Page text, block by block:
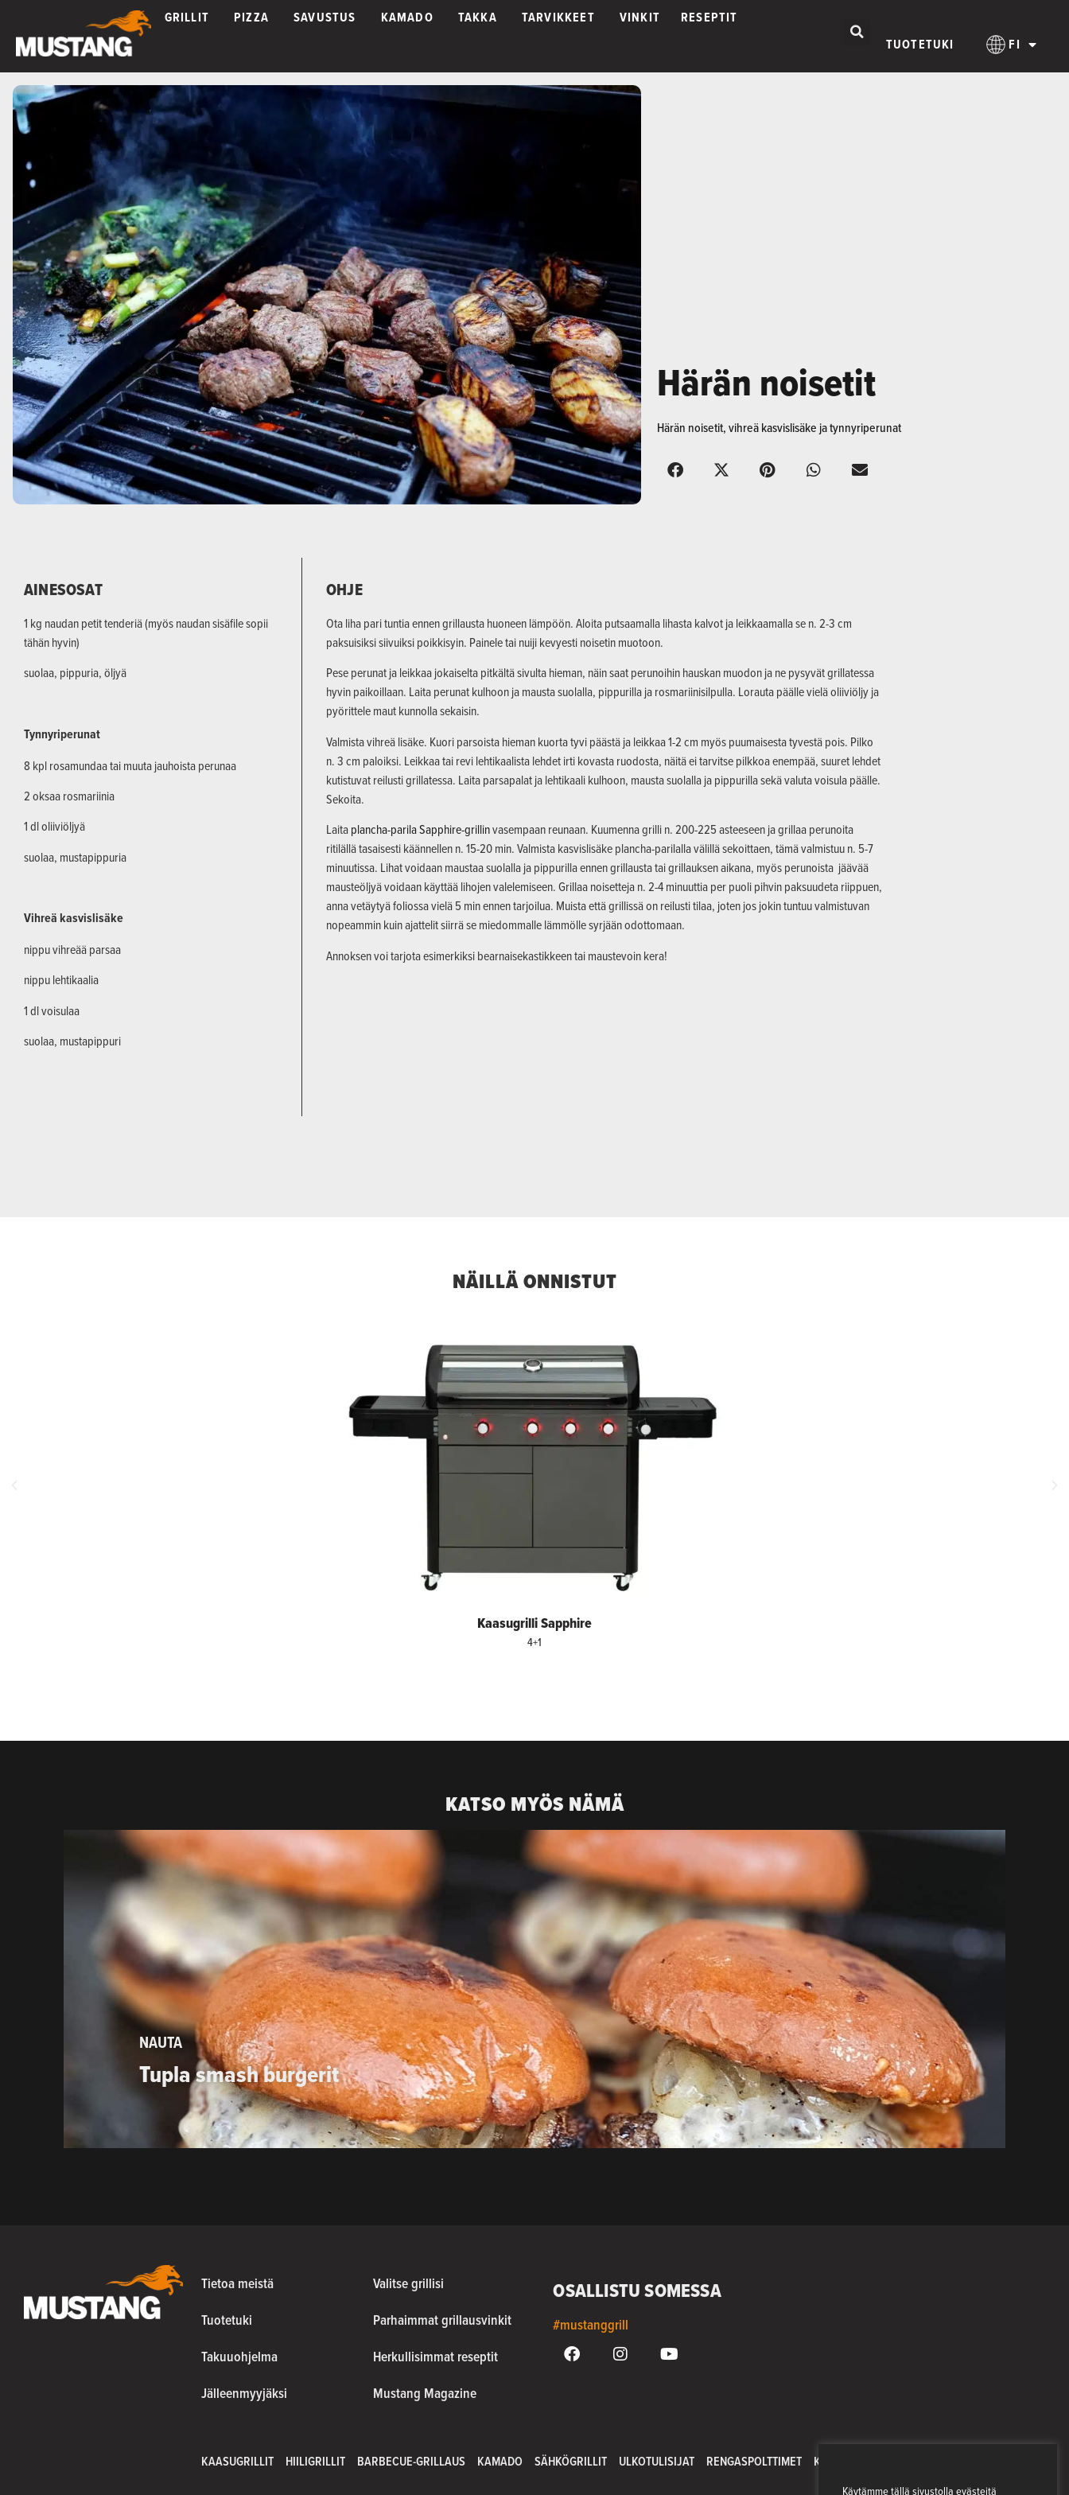
GRILLIT PIZZA SAVUSTUS KAMADO TAKKA TARVIKKEET VINKIT
RESEPTIT
TUOTETUKI
FI
Härän noisetit
Härän noisetit, vihreä kasvislisäke ja tynnyriperunat
AINESOSAT
1 kg naudan petit tenderiä (myös naudan sisäfile sopii
tähän hyvin)
suolaa, pippuria, öljyä
Tynnyriperunat
8 kpl rosamundaa tai muuta jauhoista perunaa
2 oksaa rosmariinia
1 dl oliiviöljyä
suolaa, mustapippuria
Vihreä kasvislisäke
nippu vihreää parsaa
nippu lehtikaalia
1 dl voisulaa
suolaa, mustapippuri
OHJE
Ota liha pari tuntia ennen grillausta huoneen lämpöön. Aloita putsaamalla lihasta kalvot ja leikkaamalla se n. 2-3 cm
paksuisiksi siivuiksi poikkisyin. Painele tai nuiji kevyesti noisetin muotoon.
Pese perunat ja leikkaa jokaiselta pitkältä sivulta hieman, näin saat perunoihin hauskan muodon ja ne pysyvät grillatessa
hyvin paikoillaan. Laita perunat kulhoon ja mausta suolalla, pippurilla ja rosmariinisilpulla. Lorauta päälle vielä oliiviöljy ja
pyörittele maut kunnolla sekaisin.
Valmista vihreä lisäke. Kuori parsoista hieman kuorta tyvi päästä ja leikkaa 1-2 cm myös puumaisesta tyvestä pois. Pilko
n. 3 cm paloiksi. Leikkaa tai revi lehtikaalista lehdet irti kovasta ruodosta, näitä ei tarvitse pilkkoa enempää, suuret lehdet
kutistuvat reilusti grillatessa. Laita parsapalat ja lehtikaali kulhoon, mausta suolalla ja pippurilla sekä valuta voisula päälle.
Sekoita.
Laitaplancha-parilaSapphire-grillinvasempaan reunaan. Kuumenna grilli n. 200-225 asteeseen ja grillaa perunoita
ritilällä tasaisesti käännellen n. 15-20 min. Valmista kasvislisäke plancha-parilalla välillä sekoittaen, tämä valmistuu n. 5-7
minuutissa. Lihat voidaan maustaa suolalla ja pippurilla ennen grillausta tai grillauksen aikana, myös perunoista jäävää
mausteöljyä voidaan käyttää lihojen valelemiseen. Grillaa noisetteja n. 2-4 minuuttia per puoli pihvin paksuudeta riippuen,
anna vetäytyä foliossa vielä 5 min ennen tarjoilua. Muista että grillissä on reilusti tilaa, joten jos jokin tuntuu valmistuvan
nopeammin kuin ajattelit siirrä se miedommalle lämmölle syrjään odottomaan.
Annoksen voi tarjota esimerkiksi bearnaisekastikkeen tai maustevoin kera!
NÄILLÄ ONNISTUT
Kaasugrilli Sapphire
4+1
KATSO MYÖS NÄMÄ
NAUTA
Tupla smash burgerit
Tietoa meistä
Tuotetuki
Takuuohjelma
Jälleenmyyjäksi
Valitse grillisi
Parhaimmat grillausvinkit
Herkullisimmat reseptit
Mustang Magazine
OSALLISTU SOMESSA
#mustanggrill
KAASUGRILLIT HIILIGRILLIT BARBECUE-GRILLAUS KAMADO SÄHKÖGRILLIT ULKOTULISIJAT RENGASPOLTTIMET KAASULIEDET
Käytämme tällä sivustolla evästeitä